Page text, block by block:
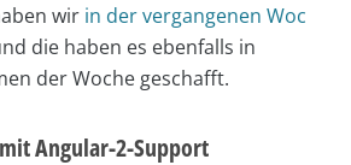
wir in der vergangenen Woc
die haben es ebenfalls in
der Woche geschafft.
Angular-2-Support